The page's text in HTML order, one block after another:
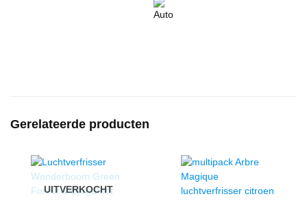
Gerelateerde producten
UITVERKOCHT